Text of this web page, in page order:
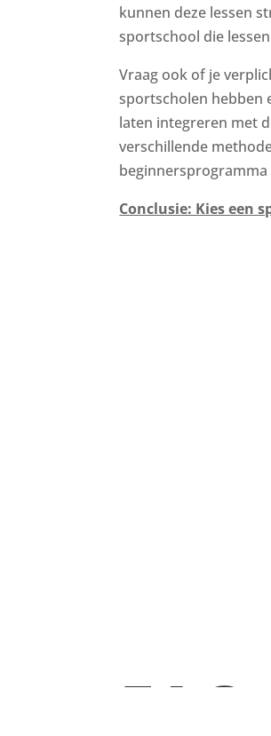
kunnen deze lessen
sportschool die
Vraag ook of je
sportscholen hebben
laten integreren met
verschillende
beginnersprogramma
Conclusie: Kies een
FAQ